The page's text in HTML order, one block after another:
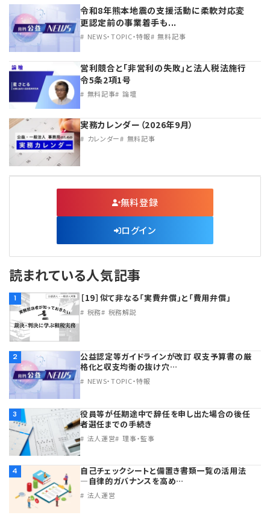
令和8年熊本地震の支援活動に柔軟対応変
更認定前の事業着手も...
NEWS・TOPIC・特報 無料記事
営利競合と｢非営利の失敗｣と法人税法施行
令5条2項1号
無料記事 論壇
実務カレンダー（2026年9月）
カレンダー 無料記事
無料登録
ログイン
読まれている人気記事
1 ［19］似て非なる「実費弁償」と「費用弁償」
税務 税務解説
2
公益認定等ガイドラインが改訂 収支予算書の厳
格化と収支均衡の抜け穴…
NEWS・TOPIC・特報
3
役員等が任期途中で辞任を申し出た場合の後任
者選任までの手続き
法人運営 理事・監事
4
自己チェックシートと備置き書類一覧の活用法
―自律的ガバナンスを高め…
法人運営